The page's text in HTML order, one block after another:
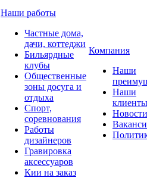
Наши работы
Частные дома,
дачи, коттеджи
Бильярдные
клубы
Общественные
зоны досуга и
отдыха
Спорт,
соревнования
Работы
дизайнеров
Гравировка
аксессуаров
Кии на заказ
Компания
Наши
Наши
клиенты
Новости